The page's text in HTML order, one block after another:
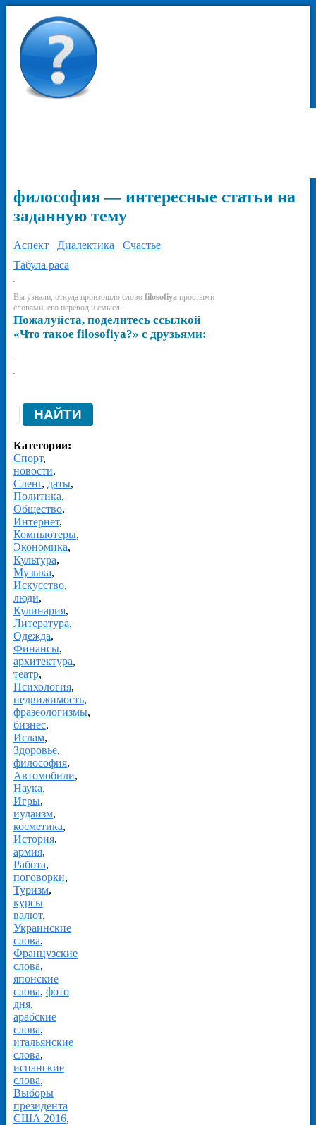
философия — интересные статьи на
заданную тему
Аспект Диалектика
Счастье
Табула раса
-
Вы узнали, откуда произошло слово filosofiyaпростыми
словами, его перевод и смысл.
Пожалуйста, поделитесь ссылкой
«Что такое filosofiya?» с друзьями:
-
-
Категории:
Спорт,
новости,
Сленг, даты,
Политика,
Общество,
Интернет,
Компьютеры,
Экономика,
Культура,
Музыка,
Искусство,
люди,
Кулинария,
Литература,
Одежда,
Финансы,
архитектура,
театр,
Психология,
недвижимость,
фразеологизмы,
бизнес,
Ислам,
Здоровье,
философия,
Автомобили,
Наука,
Игры,
иудаизм,
косметика,
История,
армия,
Работа,
поговорки,
Туризм,
курсы
валют,
Украинские
слова,
Французские
слова,
японские
слова, фото
дня,
арабские
слова,
итальянские
слова,
испанские
слова,
Выборы
президента
США 2016,